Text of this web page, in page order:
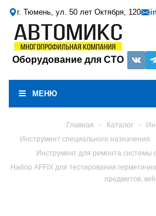
г. Тюмень, ул. 50 лет Октября, 120
Оборудование для СТО
МЕНЮ
Главная - Каталог -
Инструмент специального назначения
Инструмент для ремонта системы
Набор AFFIX для тестирования
предметов,